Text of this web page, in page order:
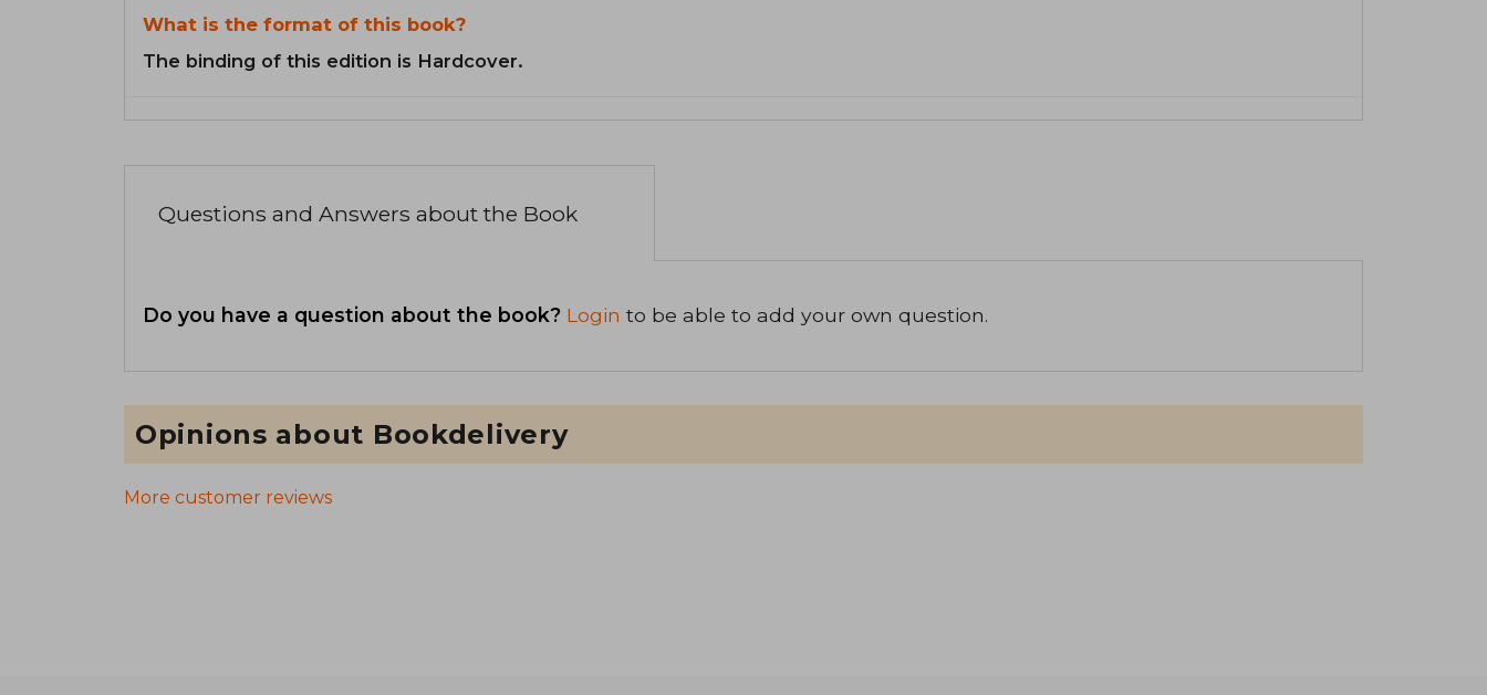
What is the format of this book?
The binding of this edition is Hardcover.
Questions and Answers about the Book
Do you have a question about the book? Login to be able to add your own question.
Opinions about Bookdelivery
More customer reviews